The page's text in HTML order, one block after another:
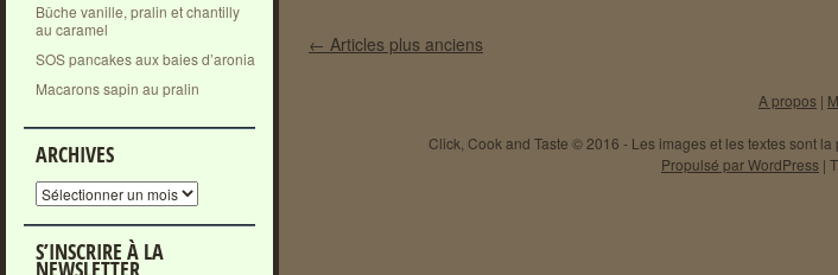
Bûche vanille, pralin et chantilly
au caramel
SOS pancakes aux baies d’aronia
Macarons sapin au pralin
ARCHIVES
Archives
S’INSCRIRE À LA
← Articles plus anciens
A propos |
Click, Cook and Taste © 2016 - Les images et les textes sont
Propulsé par WordPress |